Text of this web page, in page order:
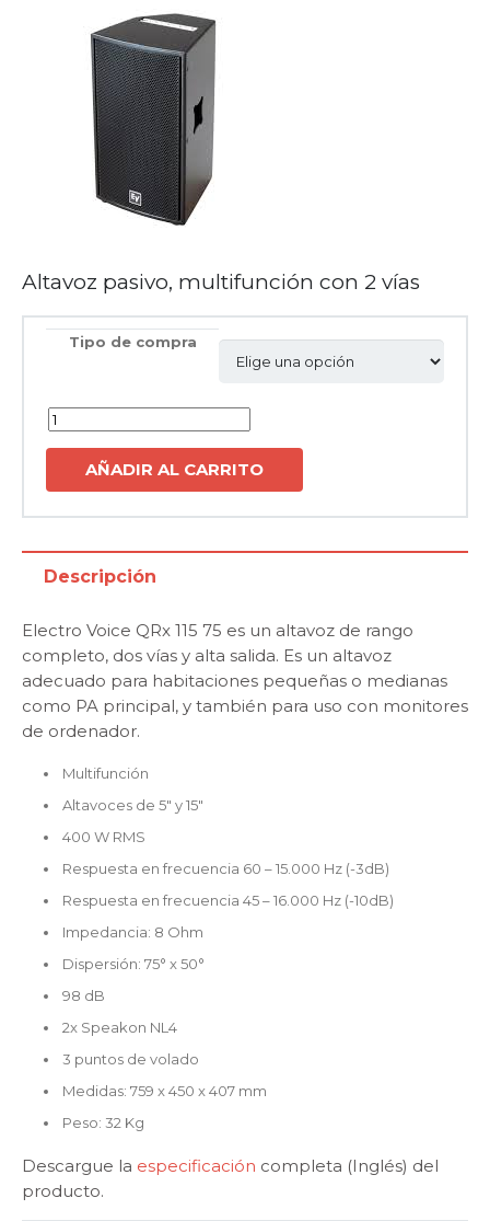
Altavoz pasivo, multifunción con 2 vías
Tipo de compra
Cantidad
AÑADIR AL CARRITO
Descripción
Electro Voice QRx 115 75 es un altavoz de rango
completo, dos vías y alta salida. Es un altavoz
adecuado para habitaciones pequeñas o medianas
como PA principal, y también para uso con monitores
de ordenador.
Multifunción
Altavoces de 5″ y 15″
400 W RMS
Respuesta en frecuencia 60 – 15.000 Hz (-3dB)
Respuesta en frecuencia 45 – 16.000 Hz (-10dB)
Impedancia: 8 Ohm
Dispersión: 75° x 50°
98 dB
2x Speakon NL4
3 puntos de volado
Medidas: 759 x 450 x 407 mm
Peso: 32 Kg
Descargue la especificación completa (Inglés) del
producto.